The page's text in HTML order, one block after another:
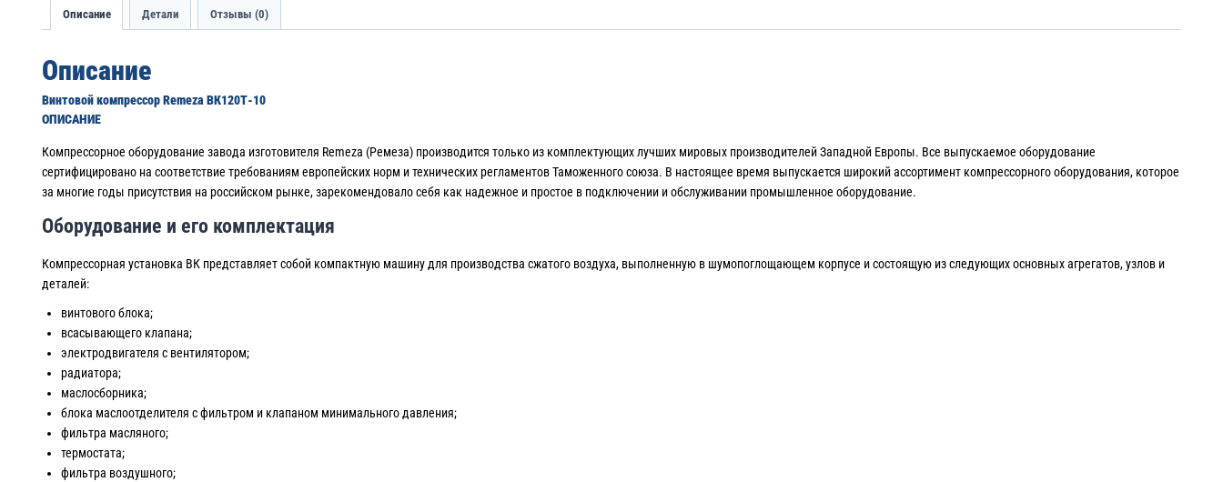
Описание Детали Отзывы (0)
Описание
Винтовой компрессор Remeza ВК120Т-10
ОПИСАНИЕ
Компрессорное оборудование завода изготовителя Remeza (Ремеза) производится только из комплектующих лучших мировых производителей Западной Европы. Все выпускаемое оборудование
сертифицировано на соответствие требованиям европейских норм и технических регламентов Таможенного союза. В настоящее время выпускается широкий ассортимент компрессорного оборудования, которое
за многие годы присутствия на российском рынке, зарекомендовало себя как надежное и простое в подключении и обслуживании промышленное оборудование.
Оборудование и его комплектация
Компрессорная установка ВК представляет собой компактную машину для производства сжатого воздуха, выполненную в шумопоглощающем корпусе и состоящую из следующих основных агрегатов, узлов и
деталей:
винтового блока;
всасывающего клапана;
электродвигателя с вентилятором;
радиатора;
маслосборника;
блока маслоотделителя с фильтром и клапаном минимального давления;
фильтра масляного;
термостата;
фильтра воздушного;